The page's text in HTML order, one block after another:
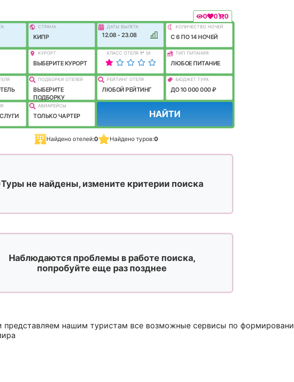
0 0 0
СТРАНА
КИПР
ДАТЫ ВЫЛЕТА
12.08 - 23.08
КОЛИЧЕСТВО НОЧЕЙ
C 6 ПО 14 НОЧЕЙ
КУРОРТ
ВЫБЕРИТЕ КУРОРТ
КЛАСС ОТЕЛЯ 1* (И
ЛУЧШЕ)
ТИП ПИТАНИЯ
ЛЮБОЕ ПИТАНИЕ
ПОДБОРКИ ОТЕЛЕЙ
ВЫБЕРИТЕ
ПОДБОРКУ
РЕЙТИНГ ОТЕЛЯ
ЛЮБОЙ РЕЙТИНГ
БЮДЖЕТ ТУРА
ДО 10 000 000 ₽
АВИАРЕЙСЫ
ТОЛЬКО ЧАРТЕР НАЙТИ
Найдено отелей:0 Найдено туров:0
Туры не найдены, измените критерии поиска
Наблюдаются проблемы в работе поиска,
попробуйте еще раз позднее
представляем нашим туристам все возможные сервисы по